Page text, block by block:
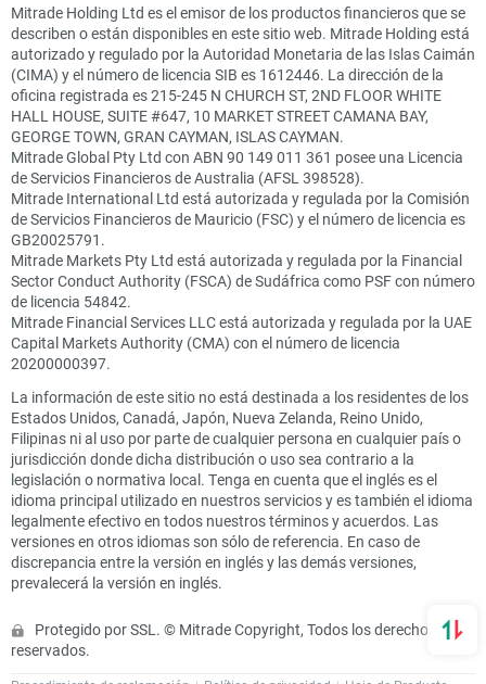
Mitrade Holding Ltd es el emisor de los productos financieros que se
describen o están disponibles en este sitio web. Mitrade Holding está
autorizado y regulado por la Autoridad Monetaria de las Islas Caimán
(CIMA) y el número de licencia SIB es 1612446. La dirección de la
oficina registrada es 215-245 N CHURCH ST, 2ND FLOOR WHITE
HALL HOUSE, SUITE #647, 10 MARKET STREET CAMANA BAY,
GEORGE TOWN, GRAN CAYMAN, ISLAS CAYMAN.
Mitrade Global Pty Ltd con ABN 90 149 011 361 posee una Licencia
de Servicios Financieros de Australia (AFSL 398528).
Mitrade International Ltd está autorizada y regulada por la Comisión
de Servicios Financieros de Mauricio (FSC) y el número de licencia es
GB20025791.
Mitrade Markets Pty Ltd está autorizada y regulada por la Financial
Sector Conduct Authority (FSCA) de Sudáfrica como PSF con número
de licencia 54842.
Mitrade Financial Services LLC está autorizada y regulada por la UAE
Capital Markets Authority (CMA) con el número de licencia
20200000397.
La información de este sitio no está destinada a los residentes de los
Estados Unidos, Canadá, Japón, Nueva Zelanda, Reino Unido,
Filipinas ni al uso por parte de cualquier persona en cualquier país o
jurisdicción donde dicha distribución o uso sea contrario a la
legislación o normativa local. Tenga en cuenta que el inglés es el
idioma principal utilizado en nuestros servicios y es también el idioma
legalmente efectivo en todos nuestros términos y acuerdos. Las
versiones en otros idiomas son sólo de referencia. En caso de
discrepancia entre la versión en inglés y las demás versiones,
prevalecerá la versión en inglés.
Protegido por SSL. © Mitrade Copyright, Todos los derechos
reservados.